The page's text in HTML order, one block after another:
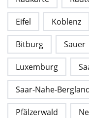
Eifel Koblenz
Bitburg Sauer
Luxemburg
Saar-Nahe-
Pfälzerwald